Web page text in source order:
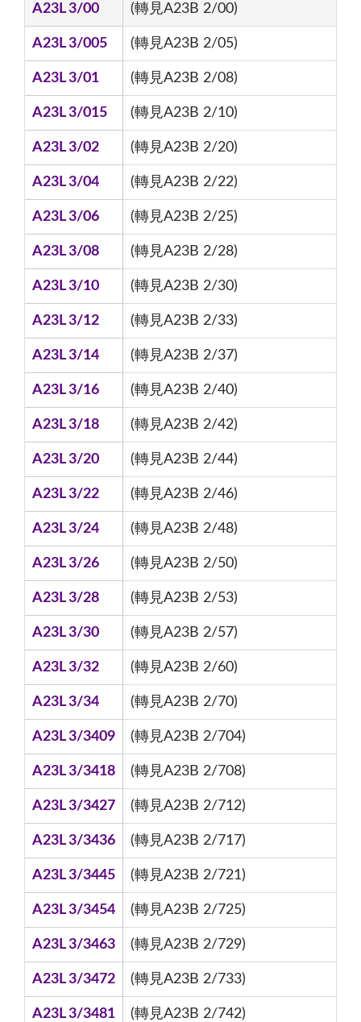
A23L 3/00 (轉見A23B 2/00)
A23L 3/005 (轉見A23B 2/05)
A23L 3/01 (轉見A23B 2/08)
A23L 3/015 (轉見A23B 2/10)
A23L 3/02 (轉見A23B 2/20)
A23L 3/04 (轉見A23B 2/22)
A23L 3/06 (轉見A23B 2/25)
A23L 3/08 (轉見A23B 2/28)
A23L 3/10 (轉見A23B 2/30)
A23L 3/12 (轉見A23B 2/33)
A23L 3/14 (轉見A23B 2/37)
A23L 3/16 (轉見A23B 2/40)
A23L 3/18 (轉見A23B 2/42)
A23L 3/20 (轉見A23B 2/44)
A23L 3/22 (轉見A23B 2/46)
A23L 3/24 (轉見A23B 2/48)
A23L 3/26 (轉見A23B 2/50)
A23L 3/28 (轉見A23B 2/53)
A23L 3/30 (轉見A23B 2/57)
A23L 3/32 (轉見A23B 2/60)
A23L 3/34 (轉見A23B 2/70)
A23L 3/3409 (轉見A23B 2/704)
A23L 3/3418 (轉見A23B 2/708)
A23L 3/3427 (轉見A23B 2/712)
A23L 3/3436 (轉見A23B 2/717)
A23L 3/3445 (轉見A23B 2/721)
A23L 3/3454 (轉見A23B 2/725)
A23L 3/3463 (轉見A23B 2/729)
A23L 3/3472 (轉見A23B 2/733)
A23L 3/3481 (轉見A23B 2/742)